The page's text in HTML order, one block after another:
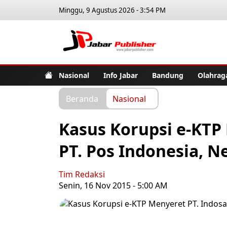
Minggu, 9 Agustus 2026 - 3:54 PM
Nasional Info Jabar Bandung
Beranda Nasional
Kasus Korupsi e-
PT. Pos Indonesia,
Tim Redaksi
Senin, 16 Nov 2015 - 5:00 AM